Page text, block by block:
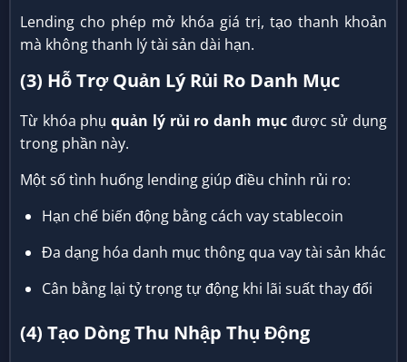
Lending cho phép mở khóa giá trị, tạo thanh khoản
mà không thanh lý tài sản dài hạn.
(3) Hỗ Trợ Quản Lý Rủi Ro Danh Mục
Từ khóa phụquản lý rủi ro danh mụcđược sử dụng
trong phần này.
Một số tình huống lending giúp điều chỉnh rủi ro:
Hạn chế biến động bằng cách vay stablecoin
Đa dạng hóa danh mục thông qua vay tài sản khác
Cân bằng lại tỷ trọng tự động khi lãi suất thay đổi
(4) Tạo Dòng Thu Nhập Thụ Động